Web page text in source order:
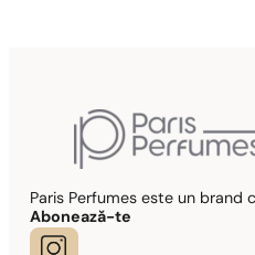
Paris Perfumes este un
Abonează-te